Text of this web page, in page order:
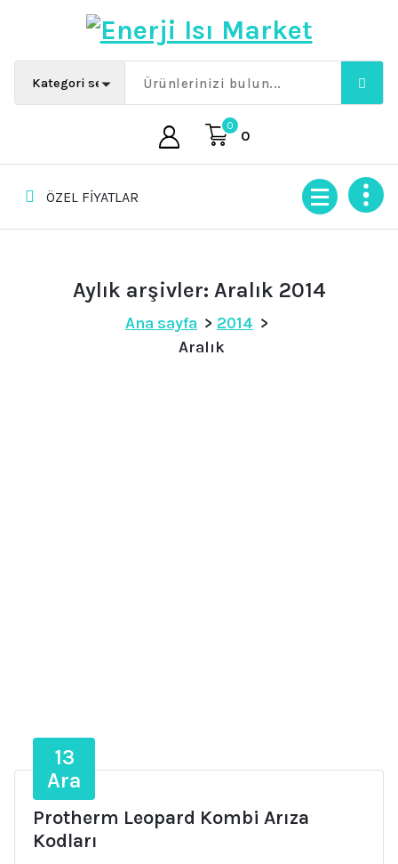
0
0
ÖZEL FİYATLAR
Aylık arşivler: Aralık 2014
Ana sayfa > 2014 >
Aralık
13
Ara
Protherm Leopard Kombi Arıza
Kodları